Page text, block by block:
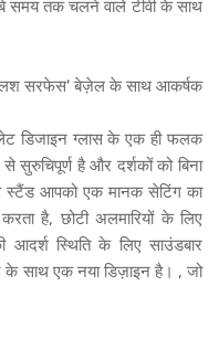
समय तक चलने वाले टीवी के साथ
सरफेस' बेज़ेल के साथ आकर्षक
डिजाइन ग्लास के एक ही फलक
सुरुचिपूर्ण है और दर्शकों को बिना
स्टैंड आपको एक मानक सेटिंग का
है, छोटी अलमारियों के लिए
स्थिति के लिए साउंडबार
साथ एक नया डिज़ाइन है। , जो